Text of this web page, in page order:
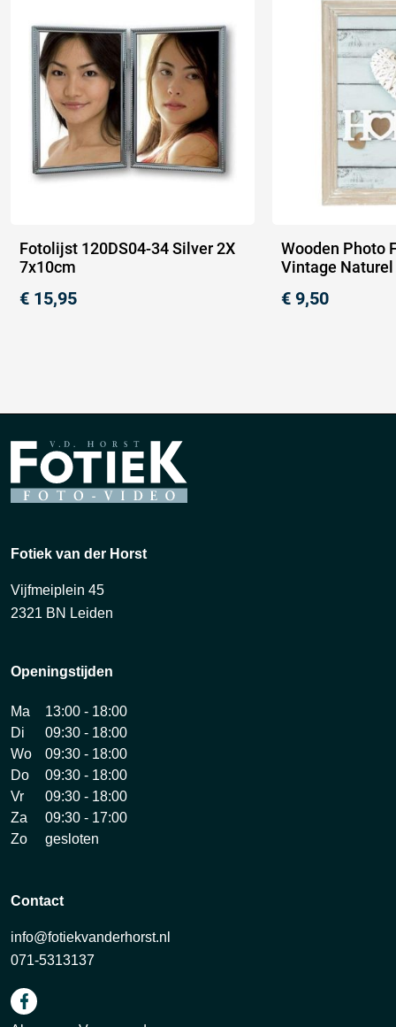
Fotolijst 120DS04-34 Silver 2X
7x10cm
€ 15,95
Wooden Photo
Vintage
€ 9,50
Fotiek van der Horst
Vijfmeiplein 45
2321 BN Leiden
Openingstijden
Ma
13:00 - 18:00
Di
09:30 - 18:00
Wo
09:30 - 18:00
Do
09:30 - 18:00
Vr
09:30 - 18:00
Za
09:30 - 17:00
Zo
gesloten
Contact
info@fotiekvanderhorst.nl
071-5313137